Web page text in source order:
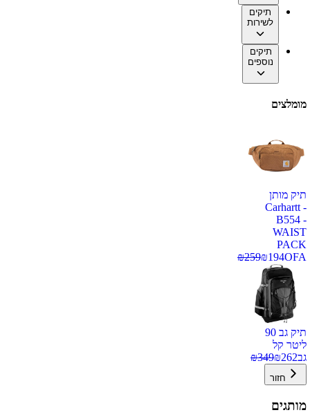
תיקים
לשירות
תיקים
נוספים
מומלצים
תיק מותן
Carhartt -
B554 -
WAIST
PACK
OFA
₪194
₪259
תיק גב 90
ליטר קל
גב
₪262
₪349
חזור
מותגים